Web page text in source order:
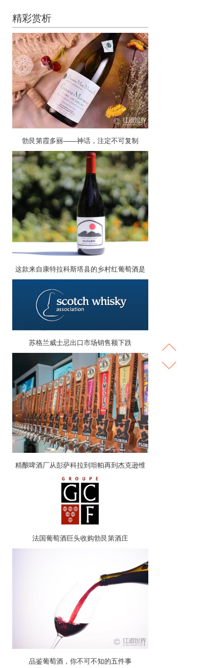
精彩赏析
勃艮第霞多丽——神话，注定不可复制
这款来自康特拉科斯塔县的乡村红葡萄酒是
对旧加州的致敬
苏格兰威士忌出口市场销售额下跌
精酿啤酒厂从彭萨科拉到坦帕再到杰克逊维
法国葡萄酒巨头收购勃艮第酒庄
品鉴葡萄酒，你不可不知的五件事